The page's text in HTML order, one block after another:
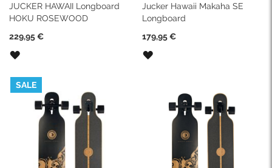
JUCKER HAWAII Longboard
HOKU ROSEWOOD
229,95 €
ZUR
HINZUFÜGEN
Jucker Hawaii Makaha SE
Longboard
179,95 €
ZUR
SALE